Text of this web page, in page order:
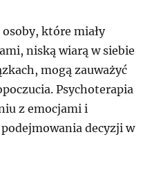
które miały
niską wiarą w siebie
mogą zauważyć
Psychoterapia
z emocjami i
decyzji w